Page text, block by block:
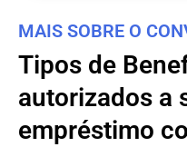
MAIS SOBRE O
Tipos de
autorizados a
empréstimo